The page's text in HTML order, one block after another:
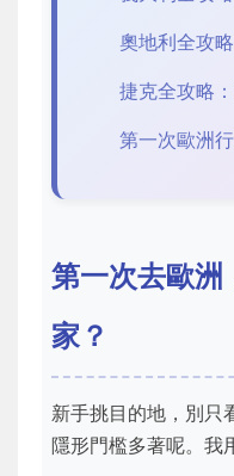
奧地利全攻
捷克全攻略
第一次歐洲
第一次去歐洲
家？
新手挑目的地，別只
隱形門檻多著呢。我